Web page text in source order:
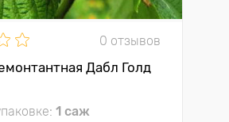
0 отзывов
Дабл Голд
1 саж